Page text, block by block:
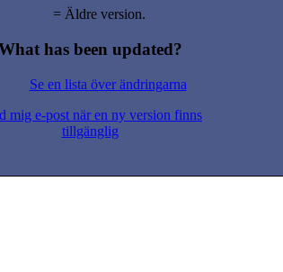
= Äldre version.
has been updated?
Se en lista över ändringarna
mig e-post när en ny version finns
tillgänglig